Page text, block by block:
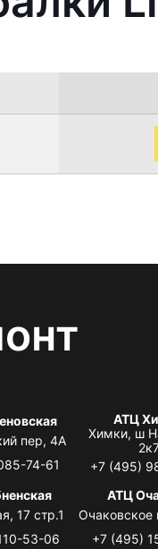
пер, 4А
74-61
АТЦ
Химки, ш
+7 (495)
17 стр.1
53-06
АТЦ
Очаковское
+7 (495)